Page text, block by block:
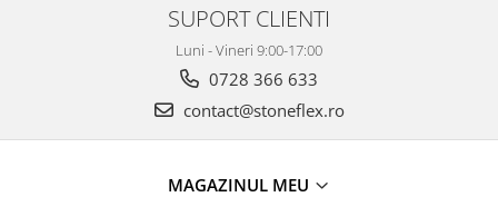
SUPORT CLIENTI
Luni - Vineri 9:00-17:00
0728 366 633
contact@stoneflex.ro
MAGAZINUL MEU